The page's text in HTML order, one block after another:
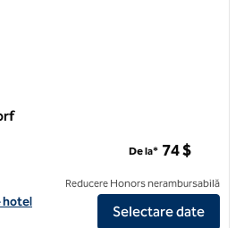
pentru Spark by Hilton Waldorf
hotel
De la* 74 $
Reducere Honors nerambursabilă
Selectare date